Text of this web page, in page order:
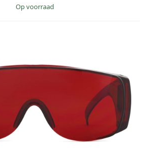
op voorraad